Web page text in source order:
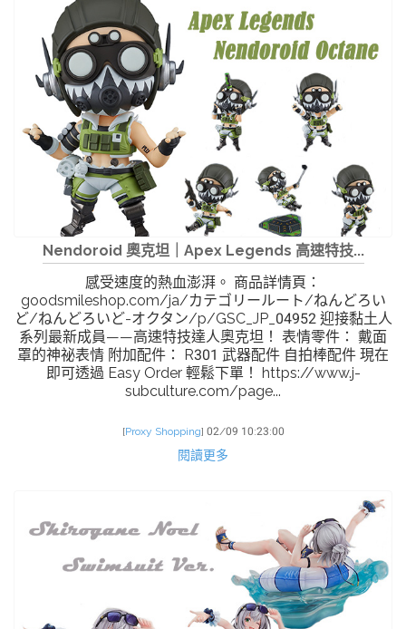
Nendoroid 奧克坦｜Apex Legends 高速特技...
感受速度的熱血澎湃。 商品詳情頁：
goodsmileshop.com/ja/カテゴリールート/ねんどろい
ど/ねんどろいど-オクタン/p/GSC_JP_04952 迎接黏土人
系列最新成員——高速特技達人奧克坦！ 表情零件： 戴面
罩的神祕表情 附加配件： R301 武器配件 自拍棒配件 現在
即可透過 Easy Order 輕鬆下單！ https://www.j-
subculture.com/page...
[Proxy Shopping] 02/09 10:23:00
閱讀更多